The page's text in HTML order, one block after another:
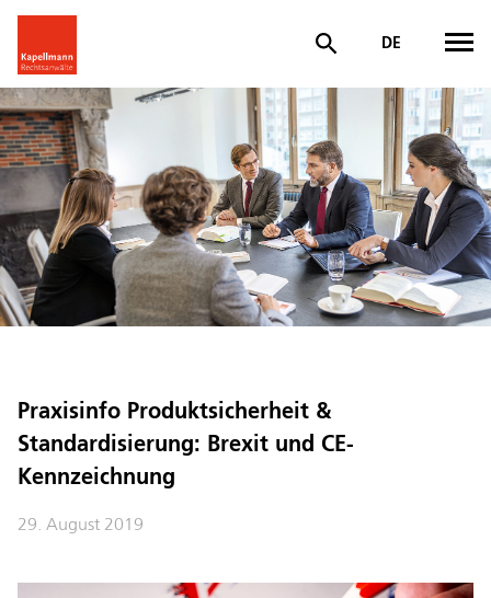
DE
Praxisinfo Produktsicherheit &
Standardisierung: Brexit und CE-
Kennzeichnung
29. August 2019